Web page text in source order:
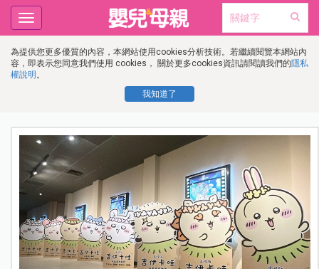
為提供您更多優質的內容，本網站使用cookies分析技術。若繼續閱覽本網站內
容，即表示您同意我們使用 cookies， 關於更多cookies資訊請閱讀我們的隱私
權說明 。
我知道了
Toggle
navigation